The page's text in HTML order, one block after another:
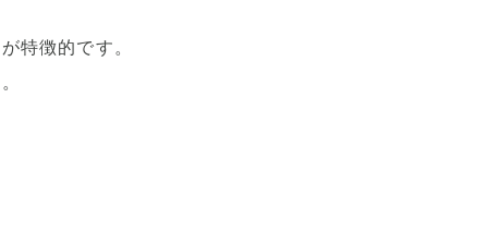
特徴的です。